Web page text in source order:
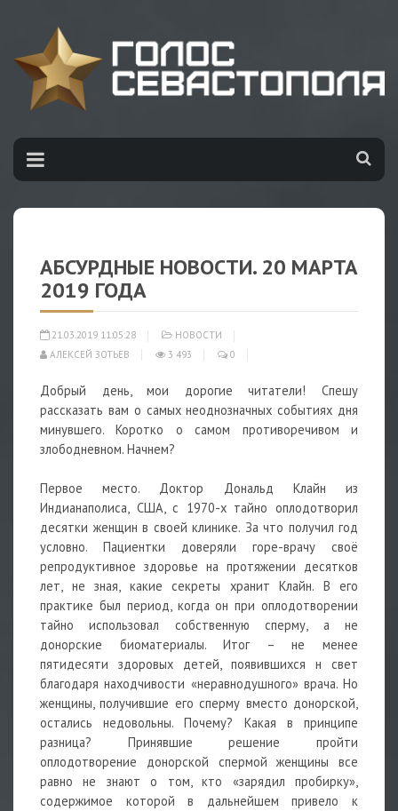
АБСУРДНЫЕ НОВОСТИ. 20 МАРТА
2019 ГОДА
21.03.2019 11:05:28
НОВОСТИ
АЛЕКСЕЙ ЗОТЬЕВ
3 493 0
Добрый день, мои дорогие читатели! Спешу
рассказать вам о самых неоднозначных событиях дня
минувшего. Коротко о самом противоречивом и
злободневном. Начнем?
Первое место. Доктор Дональд Клайн из
Индианаполиса, США, с 1970-х тайно оплодотворил
десятки женщин в своей клинике. За что получил год
условно. Пациентки доверяли горе-врачу своё
репродуктивное здоровье на протяжении десятков
лет, не зная, какие секреты хранит Клайн. В его
практике был период, когда он при оплодотворении
тайно использовал собственную сперму, а не
донорские биоматериалы. Итог – не менее
пятидесяти здоровых детей, появившихся н свет
благодаря находчивости «неравнодушного» врача. Но
женщины, получившие его сперму вместо донорской,
остались недовольны. Почему? Какая в принципе
разница? Принявшие решение пройти
оплодотворение донорской спермой женщины все
равно не знают о том, кто «зарядил пробирку»,
содержимое которой в дальнейшем привело к